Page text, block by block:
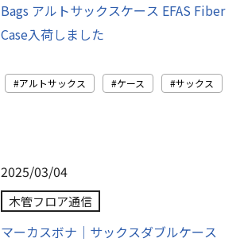
Bags アルトサックスケース EFAS Fiber
Case入荷しました
アルトサックス ケース サックス
2025/03/04
木管フロア通信
マーカスボナ｜サックスダブルケース